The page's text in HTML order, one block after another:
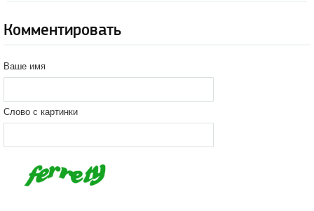
Комментировать
Ваше имя
Слово с картинки